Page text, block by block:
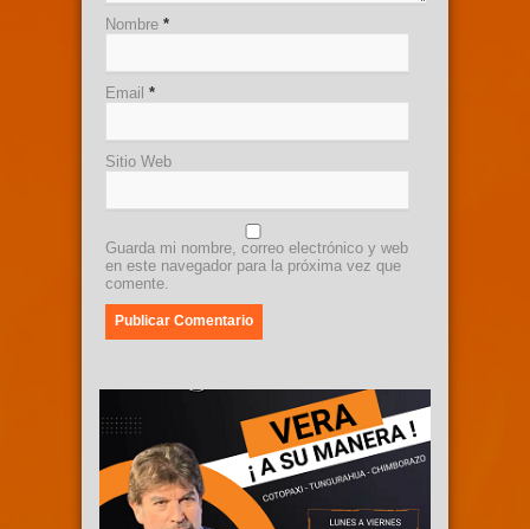
Nombre *
Email *
Sitio Web
Guarda mi nombre, correo electrónico y web
en este navegador para la próxima vez que
comente.